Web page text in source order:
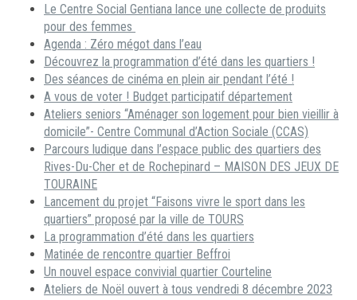
Le Centre Social Gentiana lance une collecte de produits
pour des femmes
Agenda : Zéro mégot dans l’eau
Découvrez la programmation d’été dans les quartiers !
Des séances de cinéma en plein air pendant l’été !
A vous de voter ! Budget participatif département
Ateliers seniors “Aménager son logement pour bien vieillir à
domicile”- Centre Communal d’Action Sociale (CCAS)
Parcours ludique dans l’espace public des quartiers des
Rives-Du-Cher et de Rochepinard – MAISON DES JEUX DE
TOURAINE
Lancement du projet “Faisons vivre le sport dans les
quartiers” proposé par la ville de TOURS
La programmation d’été dans les quartiers
Matinée de rencontre quartier Beffroi
Un nouvel espace convivial quartier Courteline
Ateliers de Noël ouvert à tous vendredi 8 décembre 2023